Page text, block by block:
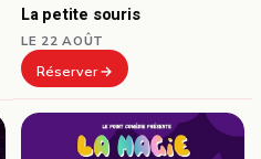
La petite souris
LE 22 AOÛT
Réserver